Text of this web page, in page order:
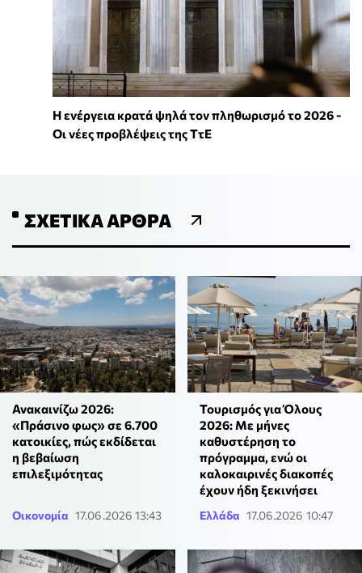
Η ενέργεια κρατά ψηλά τον πληθωρισμό το 2026 -
Οι νέες προβλέψεις της ΤτΕ
ΣΧΕΤΙΚΆ ΆΡΘΡΑ
Ανακαινίζω 2026:
«Πράσινο φως» σε 6.700
κατοικίες, πώς εκδίδεται
η βεβαίωση
επιλεξιμότητας
Οικονομία 17.06.2026 13:43
Τουρισμός για Όλους
2026: Με μήνες
καθυστέρηση το
πρόγραμμα, ενώ οι
καλοκαιρινές διακοπές
έχουν ήδη ξεκινήσει
Ελλάδα 17.06.2026 10:47